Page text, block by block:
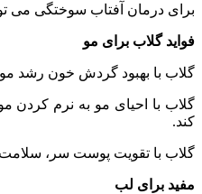
برای درمان آفتاب سوختگی می
فواید گلاب برای مو
گلاب با بهبود گردش خون رشد
گلاب با احیای مو به نرم کردن
کند.
گلاب با تقویت پوست سر،
مفید برای لب